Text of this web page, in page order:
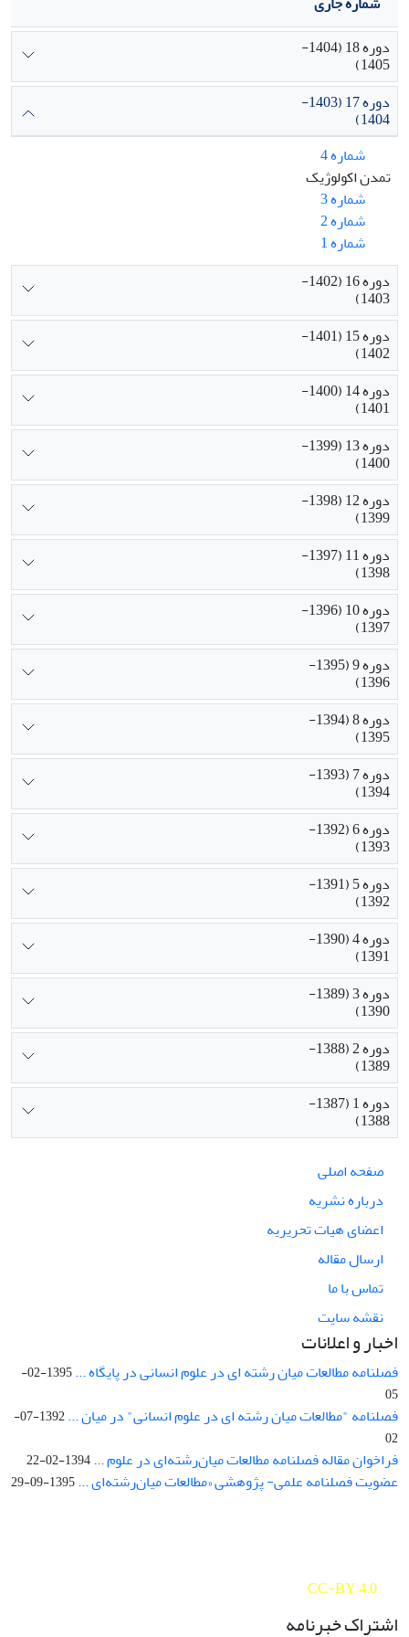
دوره 18 (1404-
1405)
دوره 17 (1403-
1404)
شماره 4
تمدن اکولوژیک
شماره 3
شماره 2
شماره 1
دوره 16 (1402-
1403)
دوره 15 (1401-
1402)
دوره 14 (1400-
1401)
دوره 13 (1399-
1400)
دوره 12 (1398-
1399)
دوره 11 (1397-
1398)
دوره 10 (1396-
1397)
دوره 9 (1395-
1396)
دوره 8 (1394-
1395)
دوره 7 (1393-
1394)
دوره 6 (1392-
1393)
دوره 5 (1391-
1392)
دوره 4 (1390-
1391)
دوره 3 (1389-
1390)
دوره 2 (1388-
1389)
دوره 1 (1387-
1388)
صفحه اصلی
درباره نشریه
اعضای هیات تحریریه
ارسال مقاله
تماس با ما
نقشه سایت
اخبار و اعلانات
فصلنامه مطالعات میان رشته ای در علوم انسانی در پایگاه ...
1395-02-
05
فصلنامه "مطالعات میان رشته ای در علوم انسانی" در میان ...
1392-07-
02
فراخوان مقاله فصلنامه مطالعات میان‌رشته‌ای در علوم ...1394-02-22
عضویت فصلنامه علمی- پژوهشی «مطالعات میان‌رشته‌ای ...1395-09-29
CC-BY 4.0
اشتراک خبرنامه